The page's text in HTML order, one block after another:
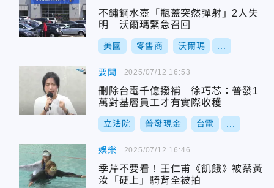
不鏽鋼水壺「瓶蓋突然彈射」2人失
明 沃爾瑪緊急召回
美國 零售商 沃爾瑪
要聞
刪除台電千億撥補 徐巧芯：普發1
萬對基層員工才有實際收穫
立法院 普發現金 台電
2025/07/12 16:53
娛樂
季芹不要看！王仁甫《飢餓》被蔡黃
汝「硬上」騎背全被拍
2025/07/12 16:46